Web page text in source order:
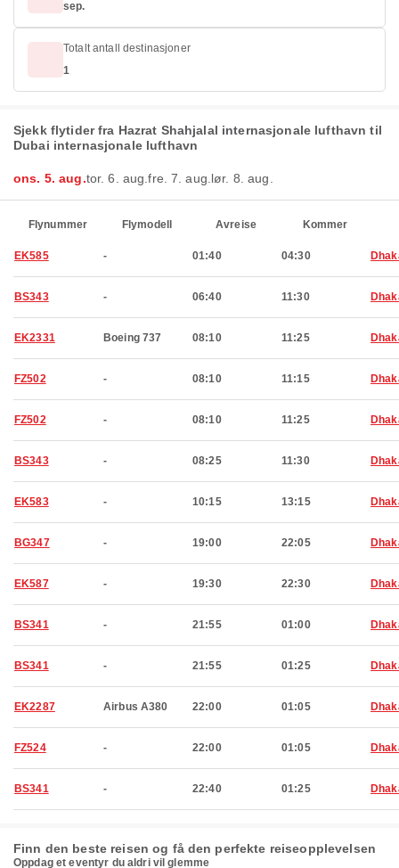
sep.
Totalt antall destinasjoner
1
Sjekk flytider fra Hazrat Shahjalal internasjonale lufthavn til
Dubai internasjonale lufthavn
ons. 5. aug.tor. 6. aug.fre. 7. aug. lør. 8. aug.
Flynummer Flymodell Avreise Kommer
EK585 - 01:40 04:30
BS343 - 06:40 11:30
EK2331 Boeing 737 08:10 11:25
FZ502 - 08:10 11:15
FZ502 - 08:10 11:25
BS343 - 08:25 11:30
EK583 - 10:15 13:15
BG347 - 19:00 22:05
EK587 - 19:30 22:30
BS341 - 21:55 01:00
BS341 - 21:55 01:25
EK2287 Airbus A380 22:00 01:05
FZ524 - 22:00 01:05
BS341 - 22:40 01:25
Finn den beste reisen og få den perfekte reiseopplevelsen
Oppdag et eventyr du aldri vil glemme